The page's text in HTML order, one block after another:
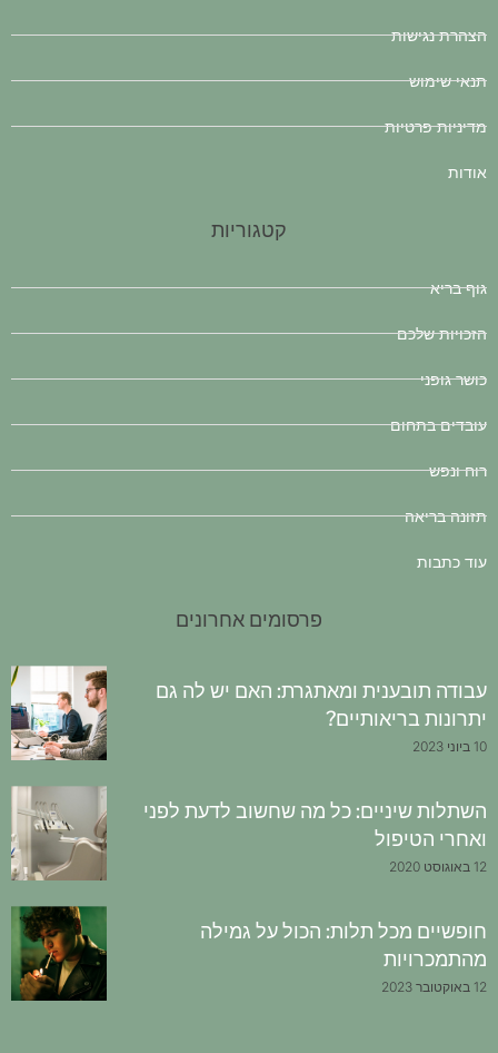
הצהרת נגישות
תנאי שימוש
מדיניות פרטיות
אודות
קטגוריות
גוף בריא
הזכויות שלכם
כושר גופני
עובדים בתחום
רוח ונפש
תזונה בריאה
עוד כתבות
פרסומים אחרונים
עבודה תובענית ומאתגרת: האם יש לה גם
יתרונות בריאותיים?
10 ביוני 2023
השתלות שיניים: כל מה שחשוב לדעת לפני
ואחרי הטיפול
12 באוגוסט 2020
חופשיים מכל תלות: הכול על גמילה
מהתמכרויות
12 באוקטובר 2023